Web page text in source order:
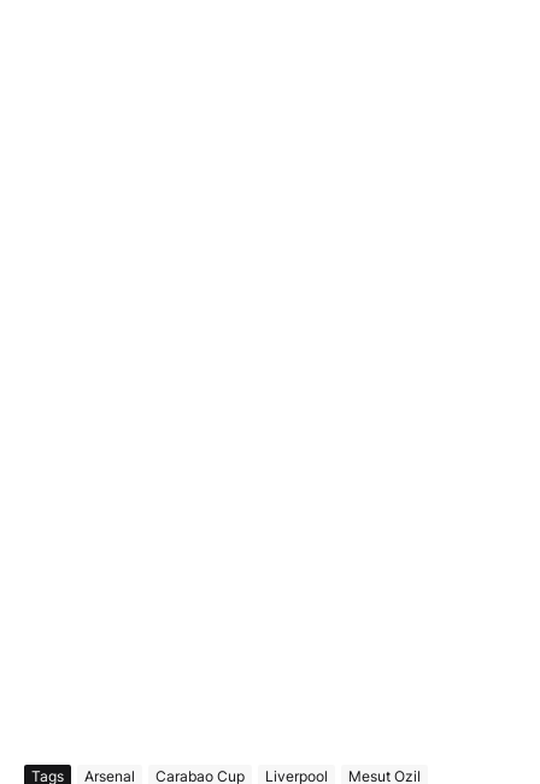
Tags Arsenal Carabao Cup Liverpool Mesut Ozil